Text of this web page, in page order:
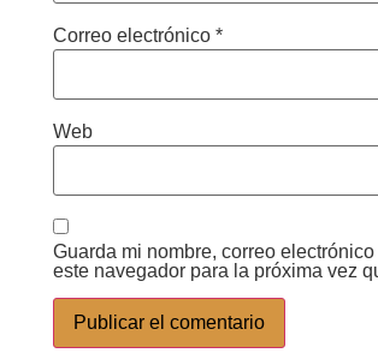
Correo electrónico *
Web
Guarda mi nombre, correo
este navegador para la próxima vez